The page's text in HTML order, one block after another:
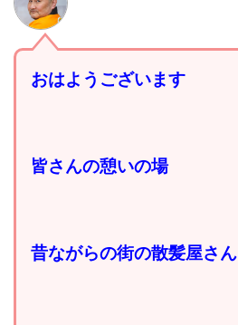
おはようございます
皆さんの憩いの場
昔ながらの街の散髪屋さん